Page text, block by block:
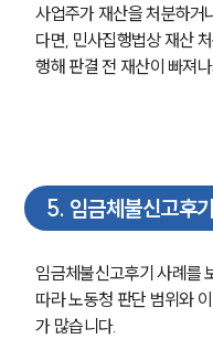
사업주가 재산을 처분하거
다면, 민사집행법상 재산
행해 판결 전 재산이 빠져
5. 임금체불신고후
임금체불신고후기 사례를
따라 노동청 판단 범위와
가 많습니다.